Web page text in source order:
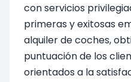
con servicios
primeras y exitosas
alquiler de coches,
puntuación de los
orientados a la